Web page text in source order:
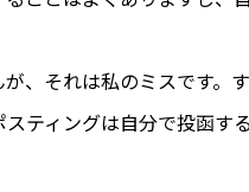
、それは私のミスです。す
ティングは自分で投函す